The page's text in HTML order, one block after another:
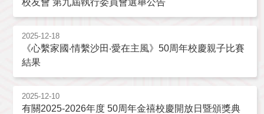
2025-12-18
《心繫家國‧情繫沙田‧愛在主風》50周年校慶親子比賽
結果
2025-12-10
有關2025-2026年度 50周年金禧校慶開放日暨頒獎典